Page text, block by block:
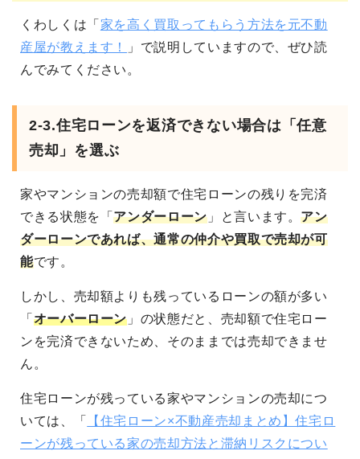
くわしくは「 家を高く買取ってもらう方法を元不動
産屋が教えます！
」で説明していますので、ぜひ読
んでみてください。
2-3.住宅ローンを返済できない場合は「任意
売却」を選ぶ
家やマンションの売却額で住宅ローンの残りを完済
できる状態を「アンダーローン」と言います。アン
ダーローンであれば、通常の仲介や買取で売却が可
能です。
しかし、売却額よりも残っているローンの額が多い
「 オーバーローン 」の状態だと、売却額で住宅ロー
ンを完済できないため、そのままでは売却できませ
ん。
住宅ローンが残っている家やマンションの売却につ
いては、「
【住宅ローン×不動産売却まとめ】住宅ロ
ーンが残っている家の売却方法と滞納リスクについ